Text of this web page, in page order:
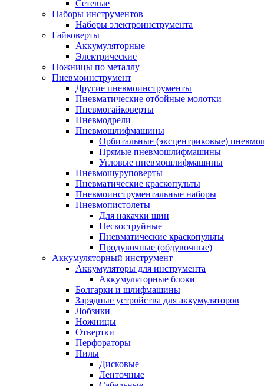
Сетевые
Наборы инструментов
Наборы электроинструмента
Гайковерты
Аккумуляторные
Электрические
Ножницы по металлу
Пневмоинструмент
Другие пневмоинструменты
Пневматические отбойные молотки
Пневмогайковерты
Пневмодрели
Пневмошлифмашины
Орбитальные (эксцентриковые)
Прямые пневмошлифмашины
Угловые пневмошлифмашины
Пневмошуруповерты
Пневматические краскопульты
Пневмоинструментальные наборы
Пневмопистолеты
Для накачки шин
Пескоструйные
Пневматические краскопульты
Продувочные (обдувочные)
Аккумуляторный инструмент
Аккумуляторы для инструмента
Аккумуляторные блоки
Болгарки и шлифмашины
Зарядные устройства для аккумуляторов
Лобзики
Ножницы
Отвертки
Перфораторы
Пилы
Дисковые
Ленточные